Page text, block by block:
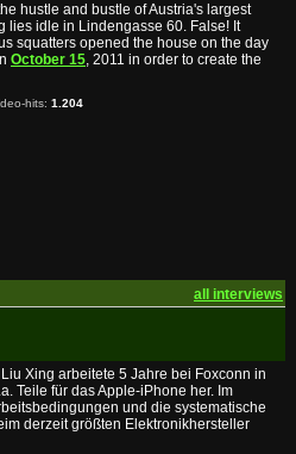
hustle and bustle of Austria's largest
lies idle in Lindengasse 60. False! It
squatters opened the house on the day
October 15, 2011 in order to create the
hits: 1.204
all interviews
Liu Xing arbeitete 5 Jahre bei Foxconn in
Teile für das Apple-iPhone her. Im
und die systematische
derzeit größten Elektronikhersteller